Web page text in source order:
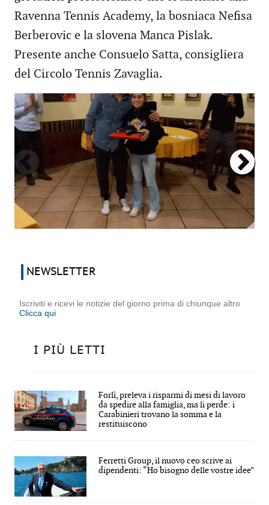
Ravenna Tennis Academy, la bosniaca Nefisa
Berberovic e la slovena Manca Pislak.
Presente anche Consuelo Satta, consigliera
del Circolo Tennis Zavaglia.
NEWSLETTER
Iscriviti e ricevi le notizie del giorno prima di chiunque altro
Clicca qui
I PIÙ LETTI
Forlì, preleva i risparmi di mesi di lavoro
da spedire alla famiglia, ma li perde: i
Carabinieri trovano la somma e la
restituiscono
Ferretti Group, il nuovo ceo scrive ai
dipendenti: “Ho bisogno delle vostre idee”